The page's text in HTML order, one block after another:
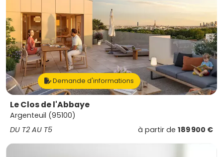
Demande d'informations
Le Clos de l'Abbaye
Argenteuil (95100)
DU T2 AU T5
à partir de 189 900 €